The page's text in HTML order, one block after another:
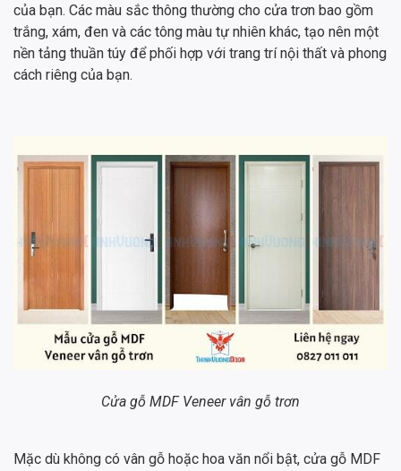
của bạn. Các màu sắc thông thường cho cửa trơn bao gồm
trắng, xám, đen và các tông màu tự nhiên khác, tạo nên một
nền tảng thuần túy để phối hợp với trang trí nội thất và phong
cách riêng của bạn.
Cửa gỗ MDF Veneer vân gỗ trơn
Mặc dù không có vân gỗ hoặc hoa văn nổi bật, cửa gỗ MDF